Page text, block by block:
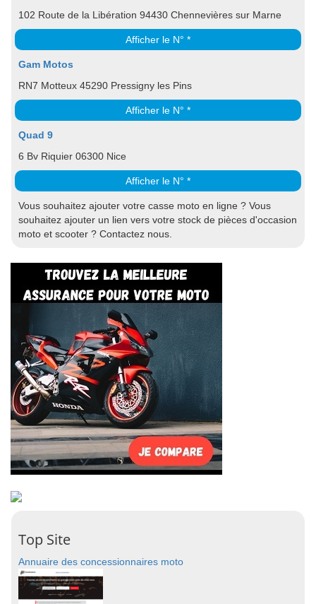
102 Route de la Libération 94430 Chennevières sur Marne
Afficher le N° *
Gam Motos
RN7 Motteux 45290 Pressigny les Pins
Afficher le N° *
Quad 9
6 Bv Riquier 06300 Nice
Afficher le N° *
Vous souhaitez ajouter votre casse moto en ligne ? Vous
souhaitez ajouter un lien vers votre stock de pièces d'occasion
moto et scooter ? Contactez nous.
Top Site
Annuaire des concessionnaires moto